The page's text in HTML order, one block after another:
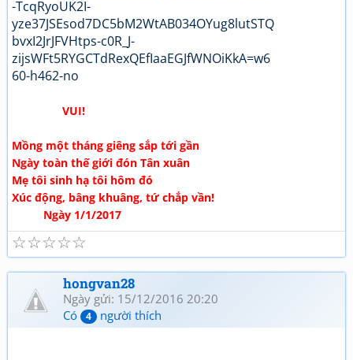
VUI!
Mồng một tháng giêng sắp tới gần
Ngày toàn thế giới đón Tân xuân
Mẹ tôi sinh hạ tôi hôm đó
Xúc động, bâng khuâng, tứ chắp vần!
Ngày 1/1/2017
☆
☆
☆
☆
☆
hongvan28
Ngày gửi: 15/12/2016 20:20
Có
4 người thích